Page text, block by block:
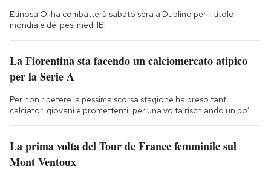
Etinosa Oliha combatterà sabato sera a Dublino per il titolo
mondiale dei pesi medi IBF
La Fiorentina sta facendo un calciomercato atipico
per la Serie A
Per non ripetere la pessima scorsa stagione ha preso tanti
calciatori giovani e promettenti, per una volta rischiando un po’
La prima volta del Tour de France femminile sul
Mont Ventoux